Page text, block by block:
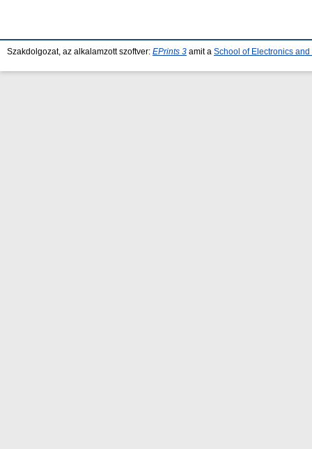
Szakdolgozat, az alkalamzott szoftver: EPrints 3 amit a School of Electronics